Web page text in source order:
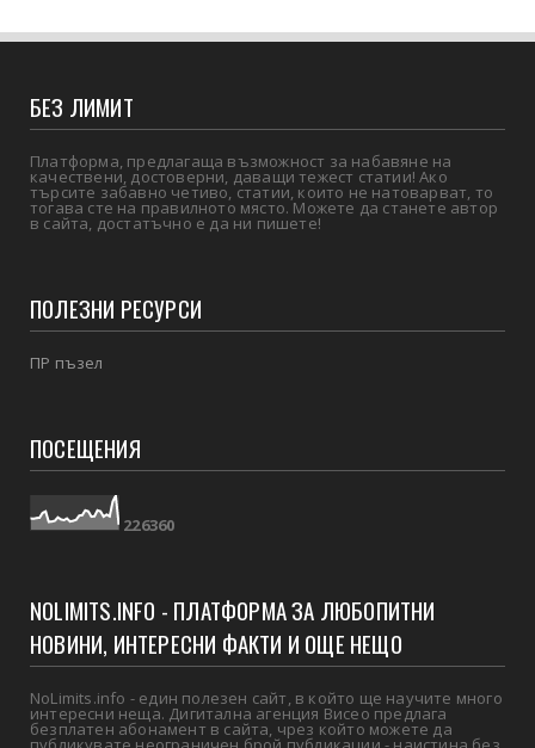
БЕЗ ЛИМИТ
Платформа, предлагаща възможност за набавяне на
качествени, достоверни, даващи тежест статии! Ако
търсите забавно четиво, статии, които не натоварват, то
тогава сте на правилното място. Можете да станете автор
в сайта, достатъчно е да ни пишете!
ПОЛЕЗНИ РЕСУРСИ
ПР пъзел
ПОСЕЩЕНИЯ
226360
NOLIMITS.INFO - ПЛАТФОРМА ЗА ЛЮБОПИТНИ
НОВИНИ, ИНТЕРЕСНИ ФАКТИ И ОЩЕ НЕЩО
NoLimits.info - един полезен сайт, в който ще научите много
интересни неща. Дигитална агенция Висео предлага
безплатен абонамент в сайта, чрез който можете да